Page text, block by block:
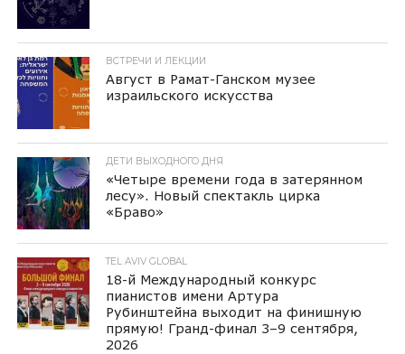
ВСТРЕЧИ И ЛЕКЦИИ
Август в Рамат-Ганском музее
израильского искусства
ДЕТИ ВЫХОДНОГО ДНЯ
«Четыре времени года в затерянном
лесу». Новый спектакль цирка
«Браво»
TEL AVIV GLOBAL
18-й Международный конкурс
пианистов имени Артура
Рубинштейна выходит на финишную
прямую! Гранд-финал 3–9 сентября,
2026